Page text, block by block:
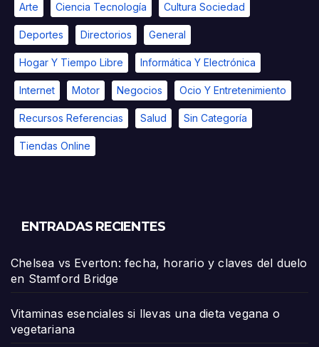
Arte Ciencia Tecnología Cultura Sociedad
Deportes Directorios General
Hogar Y Tiempo Libre Informática Y Electrónica
Internet Motor Negocios Ocio Y Entretenimiento
Recursos Referencias Salud Sin Categoría
Tiendas Online
ENTRADAS RECIENTES
Chelsea vs Everton: fecha, horario y claves del duelo
en Stamford Bridge
Vitaminas esenciales si llevas una dieta vegana o
vegetariana